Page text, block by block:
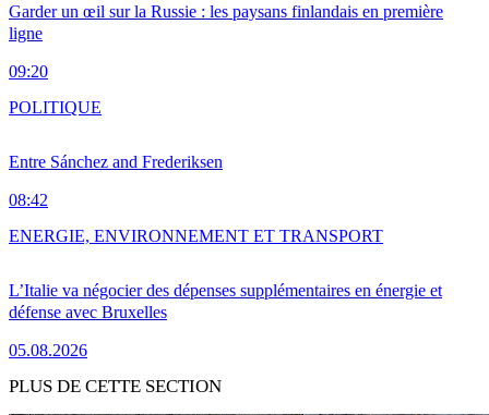
Garder un œil sur la Russie : les paysans finlandais en première
ligne
09:20
Entre Sánchez and Frederiksen
08:42
POLITIQUE
L’Italie va négocier des dépenses supplémentaires en énergie et
défense avec Bruxelles
05.08.2026
ENERGIE, ENVIRONNEMENT ET TRANSPORT
PLUS DE CETTE SECTION